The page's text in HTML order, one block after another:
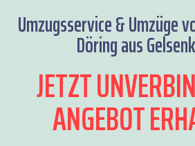
Umzugsservice & Umzüge
Döring aus
JETZT
ANGEBOT